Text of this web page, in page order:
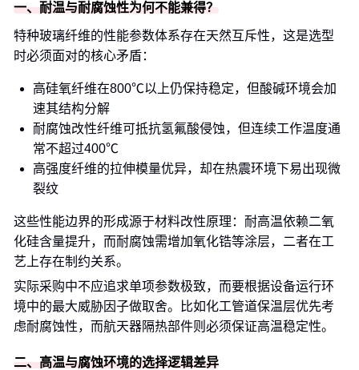
一、耐温与耐腐蚀性为何不能兼得？
特种玻璃纤维的性能参数体系存在天然互斥性，这是选型
时必须面对的核心矛盾：
高硅氧纤维在800℃以上仍保持稳定，但酸碱环境会加
速其结构分解
耐腐蚀改性纤维可抵抗氢氟酸侵蚀，但连续工作温度通
常不超过400℃
高强度纤维的拉伸模量优异，却在热震环境下易出现微
裂纹
这些性能边界的形成源于材料改性原理：耐高温依赖二氧
化硅含量提升，而耐腐蚀需增加氧化锆等涂层，二者在工
艺上存在制约关系。
实际采购中不应追求单项参数极致，而要根据设备运行环
境中的最大威胁因子做取舍。比如化工管道保温层优先考
虑耐腐蚀性，而航天器隔热部件则必须保证高温稳定性。
二、高温与腐蚀环境的选择逻辑差异